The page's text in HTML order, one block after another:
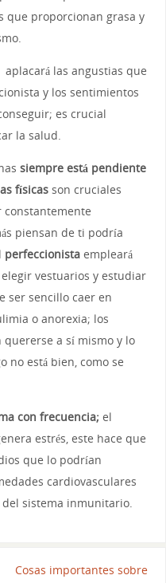
que proporcionan grasa y
las angustias que
y los sentimientos
es crucial
la salud.
siempre está pendiente
físicas son cruciales
constantemente
piensan de ti podría
perfeccionista empleará
vestuarios y estudiar
ser sencillo caer en
o anorexia; los
a sí mismo y lo
no está bien, como se
con frecuencia; el
estrés, este hace que
que lo podrían
cardiovasculares
sistema inmunitario.
Cosas importantes sobre